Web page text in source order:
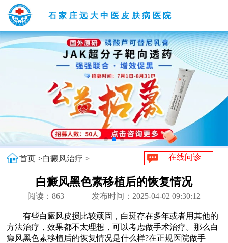
石家庄远大中医皮肤病医院
首页 >白癜风治疗 > 在线问诊
白癜风黑色素移植后的恢复情况
阅读： 863 发布时间：2025-04-02 09:30:12
有些白癜风皮损比较顽固，白斑存在多年或者用其他的
方法治疗，效果都不太理想，可以考虑做手术治疗。那么白
癜风黑色素移植后的恢复情况是什么样?在正规医院做手